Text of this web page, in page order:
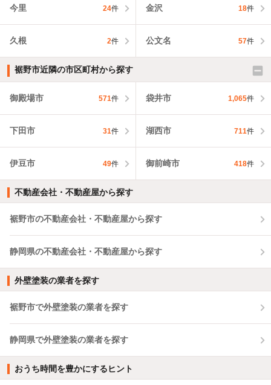
今里 24件 金沢 18件
久根 2件 公文名 57件
裾野市近隣の市区町村から探す
御殿場市 571件 袋井市 1,065件
下田市 31件 湖西市 711件
伊豆市 49件 御前崎市 418件
不動産会社・不動産屋から探す
裾野市の不動産会社・不動産屋から探す
静岡県の不動産会社・不動産屋から探す
外壁塗装の業者を探す
裾野市で外壁塗装の業者を探す
静岡県で外壁塗装の業者を探す
おうち時間を豊かにするヒント